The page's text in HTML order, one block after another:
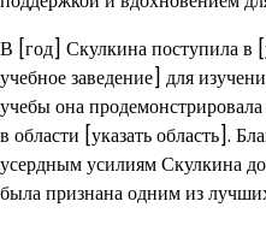
В [год] Скулкина поступила в
учебное заведение] для
учебы она
в области [указать область].
усердным усилиям Скулкина
была признана одним из